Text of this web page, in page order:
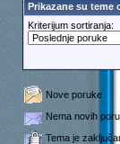
Prikazane su teme
Kriterijum sortiranja:
Nove poruke
Nema novih
Tema je